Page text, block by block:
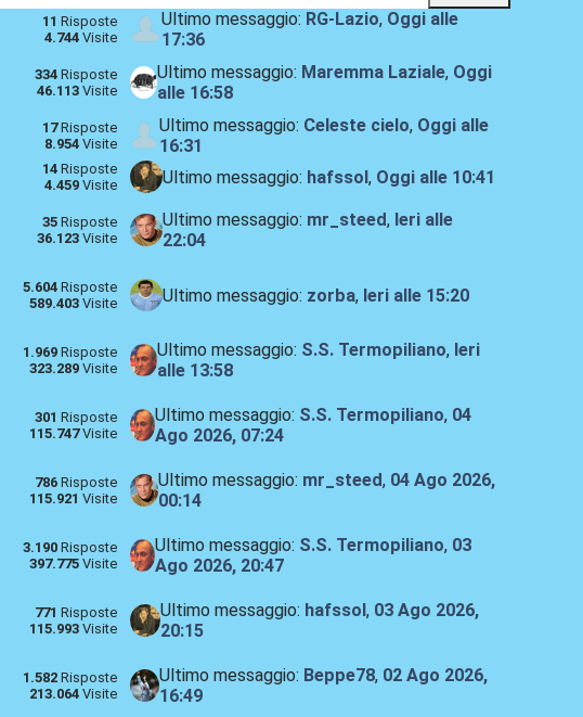
11 Risposte
4.744Visite
Ultimo messaggio: RG-Lazio, Oggi alle
17:36
334Risposte
46.113Visite
Ultimo messaggio: Maremma Laziale, Oggi
alle 16:58
17Risposte
8.954Visite
Ultimo messaggio: Celeste cielo, Oggialle
16:31
14Risposte
4.459Visite Ultimo messaggio: hafssol, Oggialle 10:41
35Risposte
36.123Visite
Ultimo messaggio: mr_steed, Ierialle
22:04
5.604Risposte
589.403Visite Ultimo messaggio: zorba, Ierialle 15:20
1.969Risposte
323.289Visite
Ultimo messaggio: S.S. Termopiliano, Ieri
alle 13:58
301 Risposte
115.747Visite
Ultimo messaggio: S.S. Termopiliano, 04
Ago 2026, 07:24
786Risposte
115.921 Visite
Ultimo messaggio: mr_steed, 04 Ago 2026,
00:14
3.190Risposte
397.775Visite
Ultimo messaggio: S.S. Termopiliano, 03
Ago 2026, 20:47
771 Risposte
115.993Visite
Ultimo messaggio: hafssol , 03 Ago 2026,
20:15
1.582Risposte
213.064Visite
Ultimo messaggio: Beppe78, 02 Ago 2026,
16:49